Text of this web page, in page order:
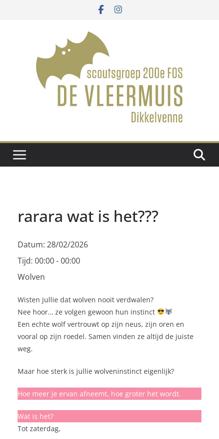
rarara wat is het???
Datum: 28/02/2026
Tijd: 00:00 - 00:00
Wolven
Wisten jullie dat wolven nooit verdwalen?
Nee hoor… ze volgen gewoon hun instinct
Een echte wolf vertrouwt op zijn neus, zijn oren en
vooral op zijn roedel. Samen vinden ze altijd de juiste
weg.
Maar hoe sterk is jullie wolveninstinct eigenlijk?
Hoe meer je ervan afneemt, hoe groter het wordt.
Wat is het?
Tot zaterdag,